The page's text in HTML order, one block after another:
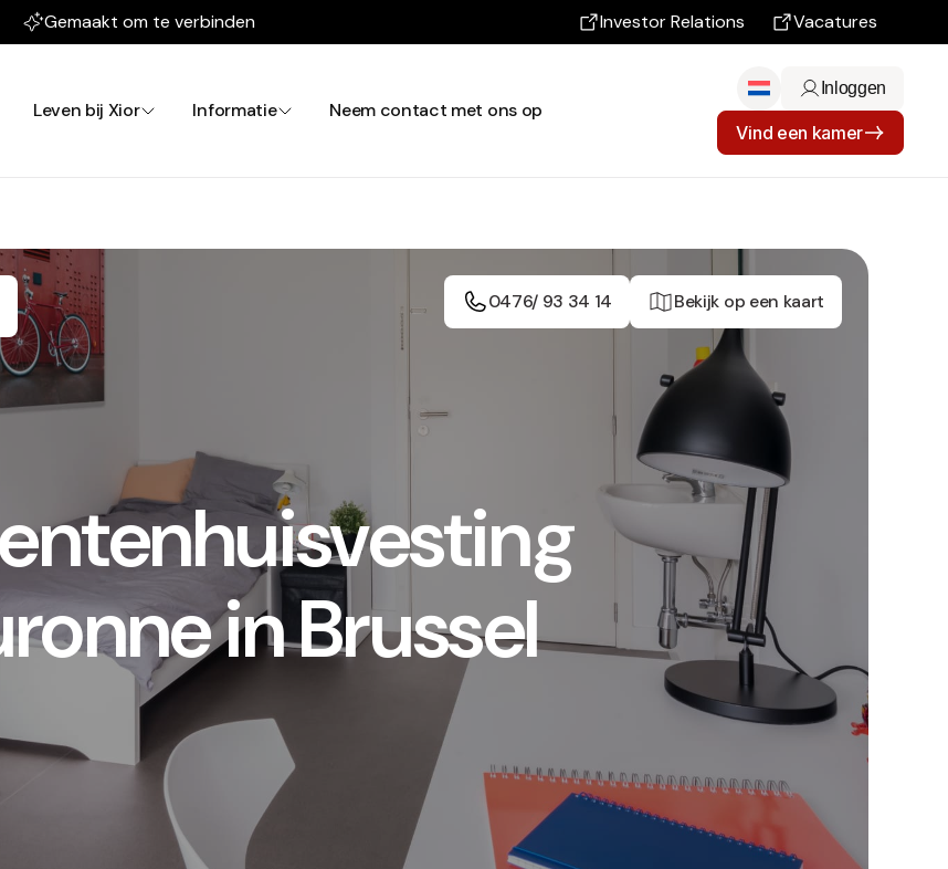
Gemaakt om te verbinden Investor Relations Vacatures
Leven bij Xior Informatie Neem contact met ons op
Inloggen
Vind een kamer
0476/ 93 34 14 Bekijk op een kaart
in Brussel